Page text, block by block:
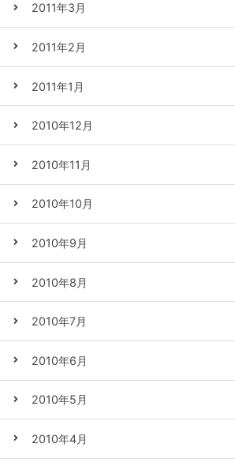
2011年3月
2011年2月
2011年1月
2010年12月
2010年11月
2010年10月
2010年9月
2010年8月
2010年7月
2010年6月
2010年5月
2010年4月